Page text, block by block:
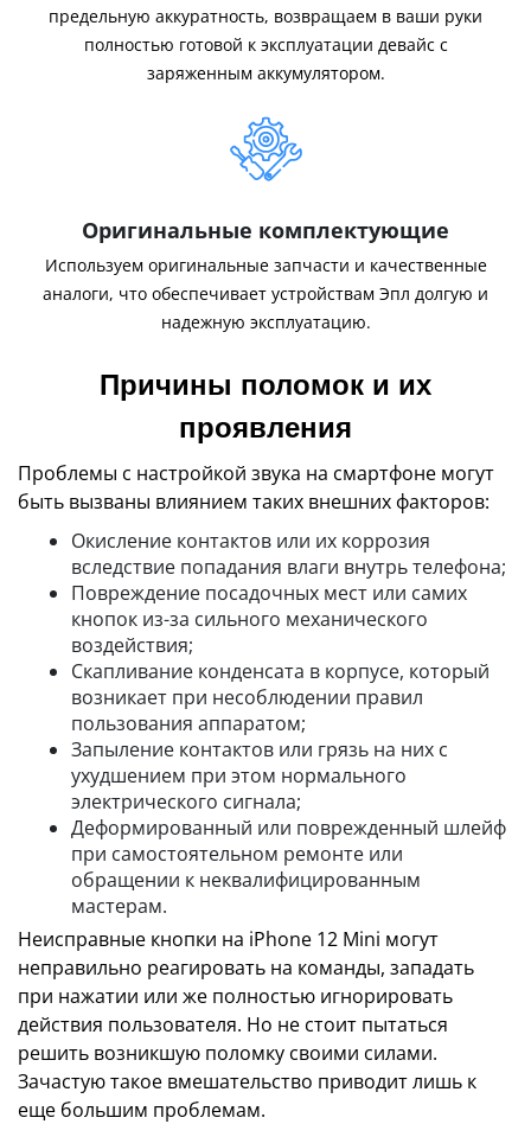
предельную аккуратность, возвращаем в ваши руки
полностью готовой к эксплуатации девайс с
заряженным аккумулятором.
Оригинальные комплектующие
Используем оригинальные запчасти и качественные
аналоги, что обеспечивает устройствам Эпл долгую и
надежную эксплуатацию.
Причины поломок и их
проявления
Проблемы с настройкой звука на смартфоне могут
быть вызваны влиянием таких внешних факторов:
Окисление контактов или их коррозия
вследствие попадания влаги внутрь телефона;
Повреждение посадочных мест или самих
кнопок из-за сильного механического
воздействия;
Скапливание конденсата в корпусе, который
возникает при несоблюдении правил
пользования аппаратом;
Запыление контактов или грязь на них с
ухудшением при этом нормального
электрического сигнала;
Деформированный или поврежденный шлейф
при самостоятельном ремонте или
обращении к неквалифицированным
мастерам.
Неисправные кнопки на iPhone 12 Mini могут
неправильно реагировать на команды, западать
при нажатии или же полностью игнорировать
действия пользователя. Но не стоит пытаться
решить возникшую поломку своими силами.
Зачастую такое вмешательство приводит лишь к
еще большим проблемам.